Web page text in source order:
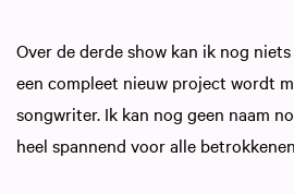
Over de derde show kan ik nog
een compleet nieuw project wordt
songwriter. Ik kan nog geen naam
heel spannend voor alle